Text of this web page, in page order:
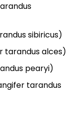
sibiricus)
tarandus alces)
pearyi)
tarandus